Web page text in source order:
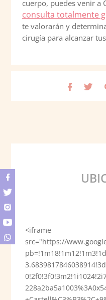
cuerpo, puedes venir a
consulta totalmente
te valorarán y
cirugía para alcanzar
<iframe
src="https://